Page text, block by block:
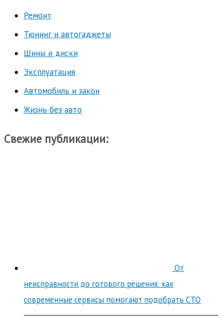
Ремонт
Тюнинг и автогаджеты
Шины и диски
Эксплуатация
Автомобиль и закон
Жизнь без авто
Свежие публикации:
От
неисправности до готового решения: как
современные сервисы помогают подобрать СТО